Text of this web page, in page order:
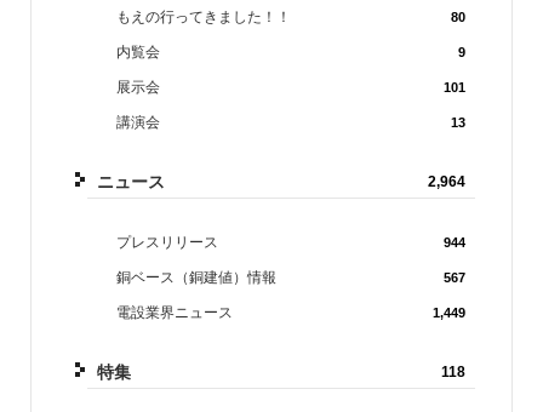
もえの行ってきました！！ 80
内覧会 9
展示会 101
講演会 13
ニュース 2,964
プレスリリース 944
銅ベース（銅建値）情報 567
電設業界ニュース 1,449
特集 118